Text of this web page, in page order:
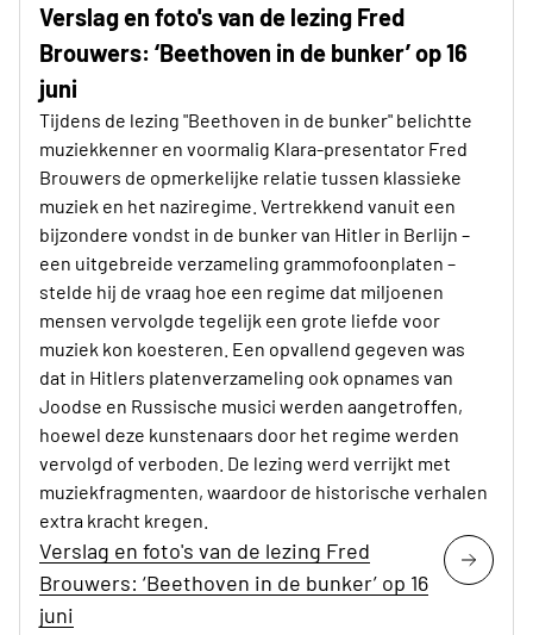
Verslag en foto's van de lezing Fred
Brouwers: ‘Beethoven in de bunker’ op 16
juni
Tijdens de lezing "Beethoven in de bunker" belichtte
muziekkenner en voormalig Klara-presentator Fred
Brouwers de opmerkelijke relatie tussen klassieke
muziek en het naziregime. Vertrekkend vanuit een
bijzondere vondst in de bunker van Hitler in Berlijn –
een uitgebreide verzameling grammofoonplaten –
stelde hij de vraag hoe een regime dat miljoenen
mensen vervolgde tegelijk een grote liefde voor
muziek kon koesteren. Een opvallend gegeven was
dat in Hitlers platenverzameling ook opnames van
Joodse en Russische musici werden aangetroffen,
hoewel deze kunstenaars door het regime werden
vervolgd of verboden. De lezing werd verrijkt met
muziekfragmenten, waardoor de historische verhalen
extra kracht kregen.
Verslag en foto's van de lezing Fred
Brouwers: ‘Beethoven in de bunker’ op 16
juni